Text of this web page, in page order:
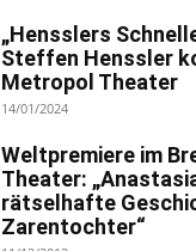
„Hensslers
Steffen Henssler
Metropol Theater
14/01/2024
Weltpremiere im
Theater:
rätselhafte
Zarentochter“